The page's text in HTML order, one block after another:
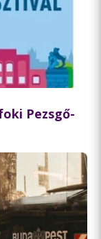
Pezsgő-